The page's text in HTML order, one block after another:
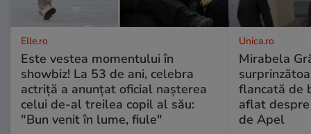
Elle.ro
Este vestea momentului în
showbiz! La 53 de ani, celebra
actriță a anunțat oficial nașterea
celui de-al treilea copil al său:
"Bun venit în lume, fiule"
Unica.ro
Mirabela
flancată de
aflat
de Apel